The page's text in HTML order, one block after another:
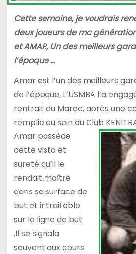
Cette semaine, je voudrais
deux joueurs de ma
et AMAR, Un des meilleurs
l’époque …
Amar est l’un des meilleurs
de l’époque, L’USMBA l’a
rentrait du Maroc, après une
remplie au sein du Club
Amar possède
cette vista et
sureté qu’il le
rendait maître
dans sa surface de
but et intraitable
sur la ligne de but
.Il se signala
souvent aux cours